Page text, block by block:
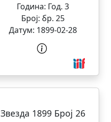
Година: Год. 3
Број: бр. 25
Датум: 1899-02-28
Звезда 1899 Број 26